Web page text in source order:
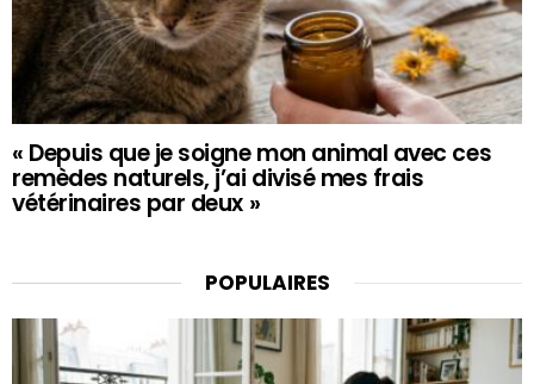
« Depuis que je soigne mon animal avec ces
remèdes naturels, j’ai divisé mes frais
vétérinaires par deux »
POPULAIRES